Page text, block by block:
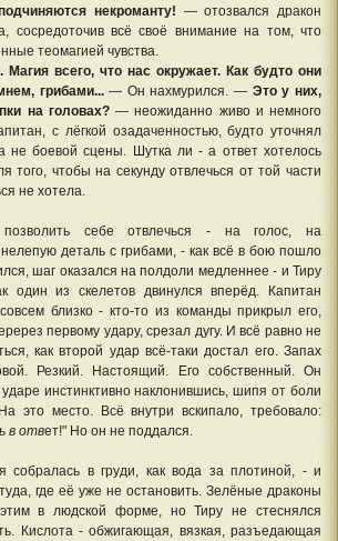
некроманту! — отозвался дракон
сосредоточив всё своё внимание на том, что
теомагией чувства.
Магия всего, что нас окружает. Как будто они
грибами...— Он нахмурился. — Это у них,
на головах?— неожиданно живо и немного
с лёгкой озадаченностью, будто уточнял
не боевой сцены. Шутка ли - а ответ хотелось
того, чтобы на секунду отвлечься от той части
не хотела.
себе отвлечься - на голос, на
деталь с грибами, - как всё в бою пошло
шаг оказался на полдоли медленнее - и Тиру
один из скелетов двинулся вперёд. Капитан
близко - кто-то из команды прикрыл его,
первому удару, срезал дугу. И всё равно не
как второй удар всё-таки достал его. Запах
Резкий. Настоящий. Его собственный. Он
инстинктивно наклонившись, шипя от боли
это место. Всё внутри вскипало, требовало:
в ответ!" Но он не поддался.
собралась в груди, как вода за плотиной, - и
где её уже не остановить. Зелёные драконы
этим в людской форме, но Тиру не стеснялся
Кислота - обжигающая, вязкая, разъедающая